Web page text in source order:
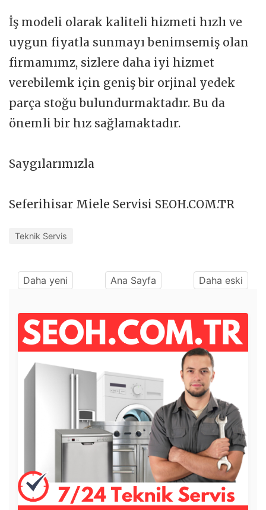
İş modeli olarak kaliteli hizmeti hızlı ve
uygun fiyatla sunmayı benimsemiş olan
firmamımz, sizlere daha iyi hizmet
verebilemk için geniş bir orjinal yedek
parça stoğu bulundurmaktadır. Bu da
önemli bir hız sağlamaktadır.
Saygılarımızla
Seferihisar Miele Servisi SEOH.COM.TR
Teknik Servis
Daha yeni Ana Sayfa Daha eski